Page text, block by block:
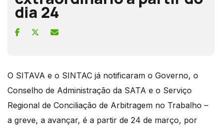
dia 24
O SITAVA e o SINTAC já notificaram o Governo, o
Conselho de Administração da SATA e o Serviço
Regional de Conciliação de Arbitragem no Trabalho –
a greve, a avançar, é a partir de 24 de março, por